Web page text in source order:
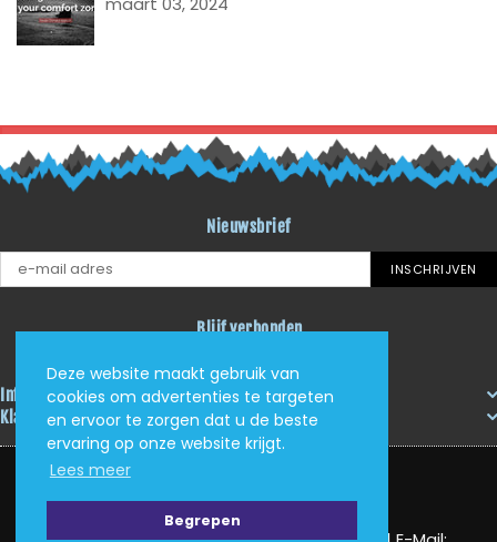
Deze website maakt gebruik van
cookies om advertenties te targeten
en ervoor te zorgen dat u de beste
ervaring op onze website krijgt.
Lees meer
Begrepen
TERUG NAAR BLOG LITI
Nieuwsbrief
INSCHRIJVEN
Blijf verbonden
FacebookInstagram
YouTube
Informatie
Klantenservice